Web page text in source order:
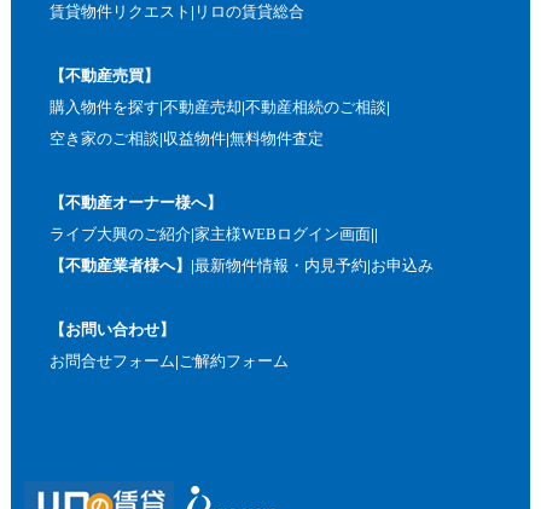
賃貸物件リクエスト リロの賃貸総合
【不動産売買】
購入物件を探す 不動産売却 不動産相続のご相談
空き家のご相談 収益物件 無料物件査定
【不動産オーナー様へ】
ライブ大興のご紹介 家主様WEBログイン画面
【不動産業者様へ】
最新物件情報・内見予約 お申込み
【お問い合わせ】
お問合せフォーム ご解約フォーム